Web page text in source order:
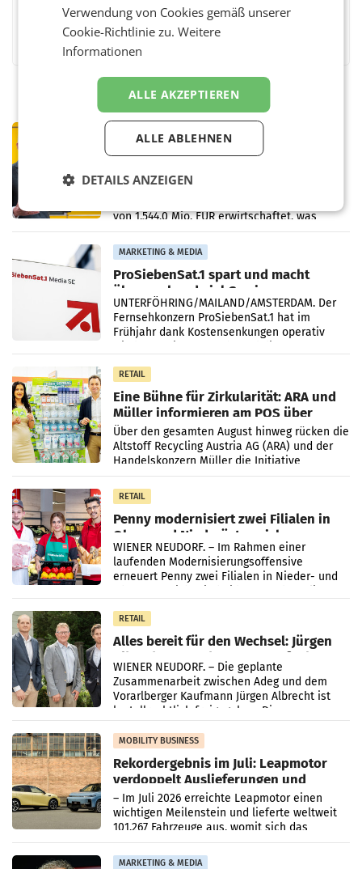
Facebook Messenger
Österreichische Post: Umsatzplus im
Briefgeschäft
WIEN Die Österreichische Post AG hat im
von 1.544,0 Mio. EUR erwirtschaftet, was
einem Plus von 3,8 Prozent gegenüber dem
Vergleichszeitraum
MARKETING & MEDIA
ProSiebenSat.1 spart und macht
überraschend viel Gewinn
UNTERFÖHRING/MAILAND/AMSTERDAM. Der
Fernsehkonzern ProSiebenSat.1 hat im
Frühjahr dank Kostensenkungen operativ
RETAIL
Eine Bühne für Zirkularität: ARA und
Müller informieren am POS über
Kreislauffähigkeit
Über den gesamten August hinweg rücken die
Altstoff Recycling Austria AG (ARA) und der
Handelskonzern Müller die Initiative
„Kreislauf-Helden“ in allen österreichischen
Müller-Filialen
RETAIL
Penny modernisiert zwei Filialen in
Ober- und Niederösterreich
WIENER NEUDORF. – Im Rahmen einer
laufenden Modernisierungsoffensive
erneuert Penny zwei Filialen in Nieder- und
RETAIL
Alles bereit für den Wechsel: Jürgen
Albrecht setzt ab 1.1.2027 auf Adeg
WIENER NEUDORF. – Die geplante
Zusammenarbeit zwischen Adeg und dem
Vorarlberger Kaufmann Jürgen Albrecht ist
kartellrechtlich freigegeben: Die
Bundeswettbewerbsbehörde und der
Bundeskartellanwalt
MOBILITY BUSINESS
Rekordergebnis im Juli: Leapmotor
verdoppelt Auslieferungen und
überschreitet die 100.000er-Marke
– Im Juli 2026 erreichte Leapmotor einen
wichtigen Meilenstein und lieferte weltweit
101.267 Fahrzeuge aus, womit sich das
Ergebnis gegenüber Juli 2025 mehr als
verdoppelte (+102
MARKETING & MEDIA
Verwendung von Cookies gemäß unserer
Cookie-Richtlinie zu.Weitere
Informationen
ALLE AKZEPTIEREN
ALLE ABLEHNEN
DETAILS ANZEIGEN